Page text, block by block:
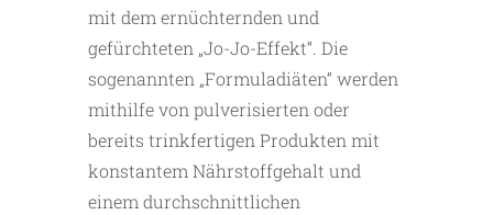
mit dem ernüchternden und
gefürchteten „Jo-Jo-Effekt“. Die
sogenannten „Formuladiäten“ werden
mithilfe von pulverisierten oder
bereits trinkfertigen Produkten mit
konstantem Nährstoffgehalt und
einem durchschnittlichen